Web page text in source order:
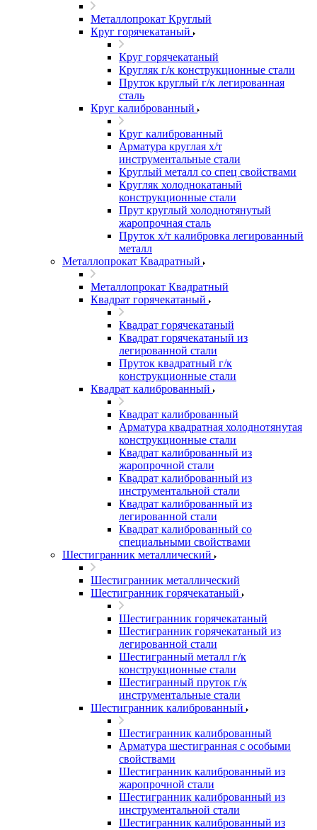
Металлопрокат Круглый
Круг горячекатаный
Круг горячекатаный
Кругляк г/к конструкционные стали
Пруток круглый г/к легированная
сталь
Круг калиброванный
Круг калиброванный
Арматура круглая х/т
инструментальные стали
Круглый металл со спец свойствами
Кругляк холоднокатаный
конструкционные стали
Прут круглый холоднотянутый
жаропрочная сталь
Пруток х/т калибровка легированный
металл
Металлопрокат Квадратный
Металлопрокат Квадратный
Квадрат горячекатаный
Квадрат горячекатаный
Квадрат горячекатаный из
легированной стали
Пруток квадратный г/к
конструкционные стали
Квадрат калиброванный
Квадрат калиброванный
Арматура квадратная холоднотянутая
конструкционные стали
Квадрат калиброванный из
жаропрочной стали
Квадрат калиброванный из
инструментальной стали
Квадрат калиброванный из
легированной стали
Квадрат калиброванный со
специальными свойствами
Шестигранник металлический
Шестигранник металлический
Шестигранник горячекатаный
Шестигранник горячекатаный
Шестигранник горячекатаный из
легированной стали
Шестигранный металл г/к
конструкционные стали
Шестигранный пруток г/к
инструментальные стали
Шестигранник калиброванный
Шестигранник калиброванный
Арматура шестигранная с особыми
свойствами
Шестигранник калиброванный из
жаропрочной стали
Шестигранник калиброванный из
инструментальной стали
Шестигранник калиброванный из